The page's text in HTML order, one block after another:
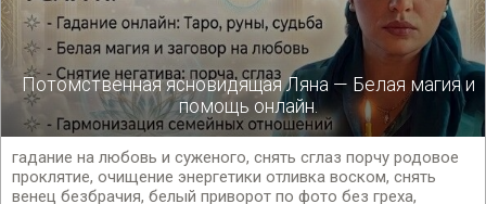
Потомственная ясновидящая Ляна — Белая магия и
помощь онлайн.
гадание на любовь и суженого, снять сглаз порчу родовое
проклятие, очищение энергетики отливка воском, снять
венец безбрачия, белый приворот по фото без греха,